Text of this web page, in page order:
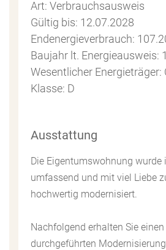
Art: Verbrauchsausweis
Gültig bis: 12.07.2028
Endenergieverbrauch:
Baujahr lt. Energieausweis:
Wesentlicher Energieträger:
Klasse: D
Ausstattung
Die Eigentumswohnung
umfassend und mit viel Liebe
hochwertig modernisiert.
Nachfolgend erhalten Sie
durchgeführten